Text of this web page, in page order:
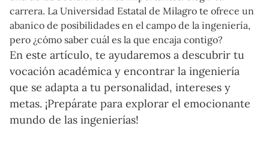
carrera. La Universidad Estatal de Milagro te ofrece un
abanico de posibilidades en el campo de la ingeniería,
pero ¿cómo saber cuál es la que encaja contigo?
En este artículo, te ayudaremos a descubrir tu
vocación académica y encontrar la ingeniería
que se adapta a tu personalidad, intereses y
metas. ¡Prepárate para explorar el emocionante
mundo de las ingenierías!